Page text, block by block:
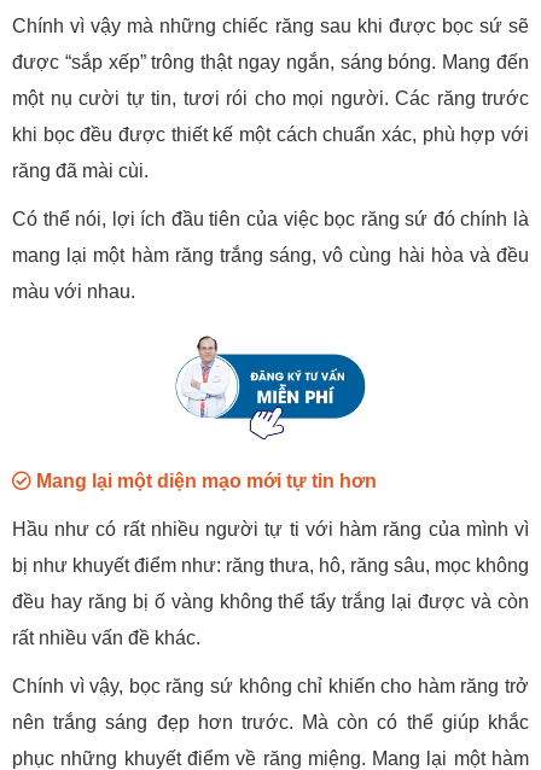
Chính vì vậy mà những chiếc răng sau khi được bọc sứ sẽ
được “sắp xếp” trông thật ngay ngắn, sáng bóng. Mang đến
một nụ cười tự tin, tươi rói cho mọi người. Các răng trước
khi bọc đều được thiết kế một cách chuẩn xác, phù hợp với
răng đã mài cùi.
Có thể nói, lợi ích đầu tiên của việc bọc răng sứ đó chính là
mang lại một hàm răng trắng sáng, vô cùng hài hòa và đều
màu với nhau.
Mang lại một diện mạo mới tự tin hơn
Hầu như có rất nhiều người tự ti với hàm răng của mình vì
bị như khuyết điểm như: răng thưa, hô, răng sâu, mọc không
đều hay răng bị ố vàng không thể tẩy trắng lại được và còn
rất nhiều vấn đề khác.
Chính vì vậy, bọc răng sứ không chỉ khiến cho hàm răng trở
nên trắng sáng đẹp hơn trước. Mà còn có thể giúp khắc
phục những khuyết điểm về răng miệng. Mang lại một hàm